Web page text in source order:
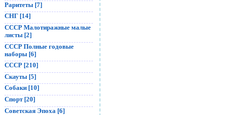
Раритеты [7]
СНГ [14]
СССР Малотиражные малые
листы [2]
СССР Полные годовые
наборы [6]
СССР [210]
Скауты [5]
Собаки [10]
Спорт [20]
Советская Эпоха [6]